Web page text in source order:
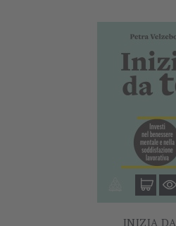
INIZIA